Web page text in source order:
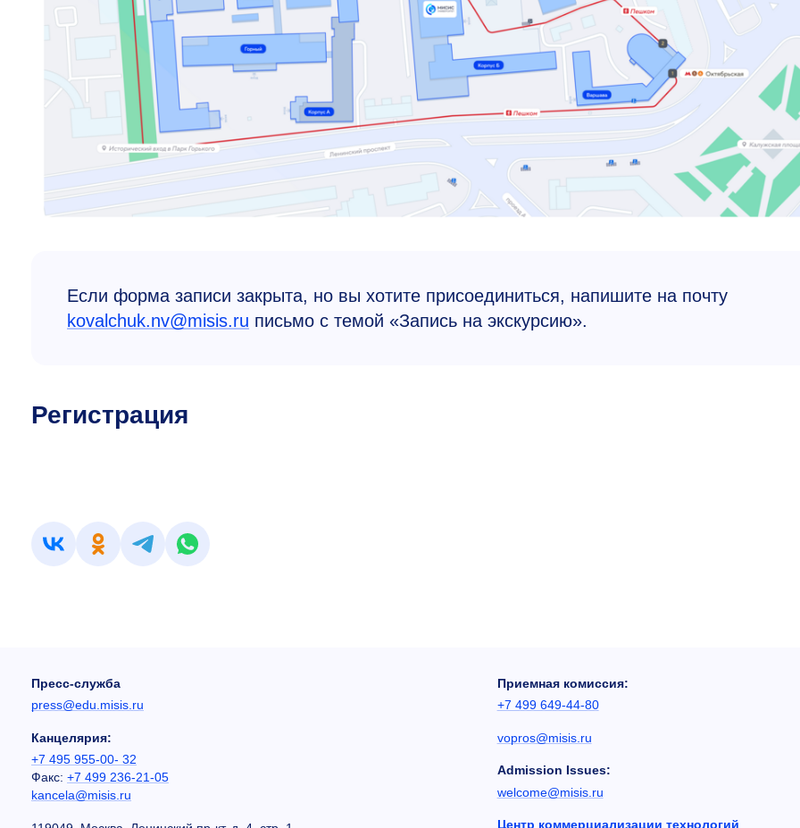
Если форма записи закрыта, но вы хотите присоединиться, напишите на почту
kovalchuk.nv@misis.ru письмо с темой «Запись на экскурсию».
Регистрация
Пресс-служба
press@edu.misis.ru
Канцелярия:
+7 495 955-00- 32
Факс: +7 499 236-21-05
kancela@misis.ru
Приемная комиссия:
+7 499 649-44-80
vopros@misis.ru
Admission Issues:
welcome@misis.ru
Центр коммерциализации технологий